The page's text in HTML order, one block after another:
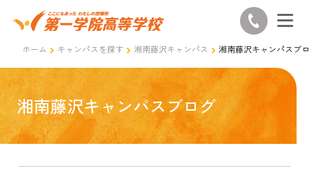
ホーム キャンパスを探す 湘南藤沢キャンパス 湘南藤沢キャンパスブ
湘南藤沢キャンパスブログ